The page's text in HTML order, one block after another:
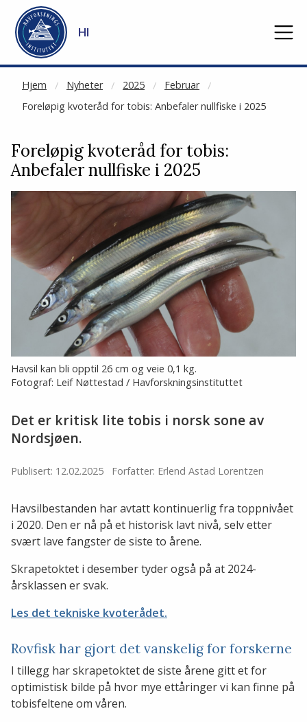
Gå til hovedinnhold
HI
Hjem Nyheter 2025
Februar
Foreløpig kvoteråd for tobis: Anbefaler nullfiske i 2025
NOT CACHED
Foreløpig kvoteråd for tobis:
Anbefaler nullfiske i 2025
Havsil kan bli opptil 26 cm og veie 0,1 kg.
Fotograf: Leif Nøttestad / Havforskningsinstituttet
Det er kritisk lite tobis i norsk sone av
Nordsjøen.
Publisert: 12.02.2025 Forfatter: Erlend Astad Lorentzen
Havsilbestanden har avtatt kontinuerlig fra toppnivået
i 2020. Den er nå på et historisk lavt nivå, selv etter
svært lave fangster de siste to årene.
Skrapetoktet i desember tyder også på at 2024-
årsklassen er svak.
Les det tekniske kvoterådet.
Rovfisk har gjort det vanskelig for forskerne
I tillegg har skrapetoktet de siste årene gitt et for
optimistisk bilde på hvor mye ettåringer vi kan finne på
tobisfeltene om våren.